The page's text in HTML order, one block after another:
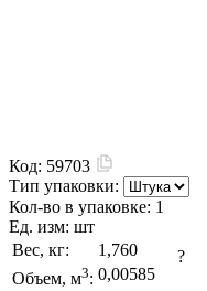
Код: 59703
Тип упаковки:
Кол-во в упаковке: 1
Ед. изм: шт
Вес, кг:
1,760
Объем, м3: 0,00585
?